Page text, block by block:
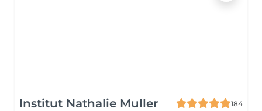
Institut Nathalie Muller
184